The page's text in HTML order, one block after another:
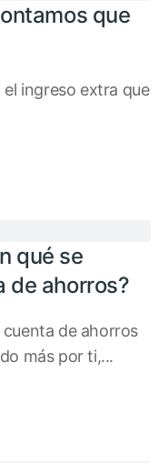
que
ingreso extra que
qué se
de ahorros?
de ahorros
más por ti,...